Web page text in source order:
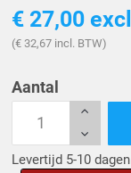
€ 27,00
(€ 32,67 incl. BTW)
Aantal
Levertijd 5-10 dagen